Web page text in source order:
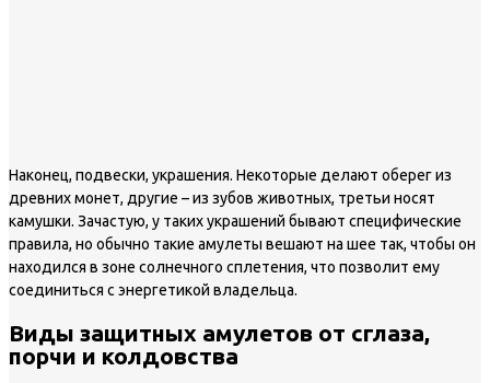
Наконец, подвески, украшения. Некоторые делают оберег из
древних монет, другие – из зубов животных, третьи носят
камушки. Зачастую, у таких украшений бывают специфические
правила, но обычно такие амулеты вешают на шее так, чтобы он
находился в зоне солнечного сплетения, что позволит ему
соединиться с энергетикой владельца.
Виды защитных амулетов от сглаза,
порчи и колдовства